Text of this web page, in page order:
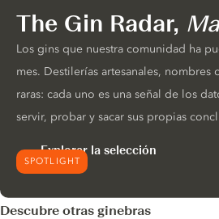
SPOTLIGHT
The Gin Radar,
Los gins que nuestra comunidad ha
mes. Destilerías artesanales, nombres
raras: cada uno es una señal de los
servir, probar y sacar sus propias
Explorar la selección
Descubre otras ginebras